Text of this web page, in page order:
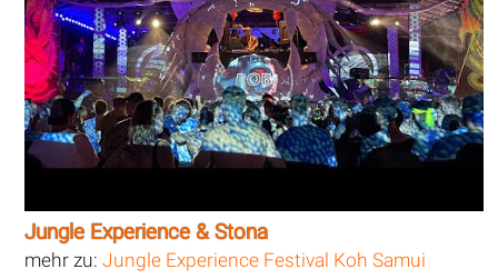
Jungle Experience & Stona
mehr zu:Jungle Experience Festival Koh Samui